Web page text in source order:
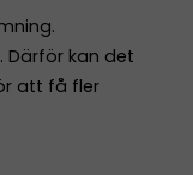
Därför kan det
att få fler